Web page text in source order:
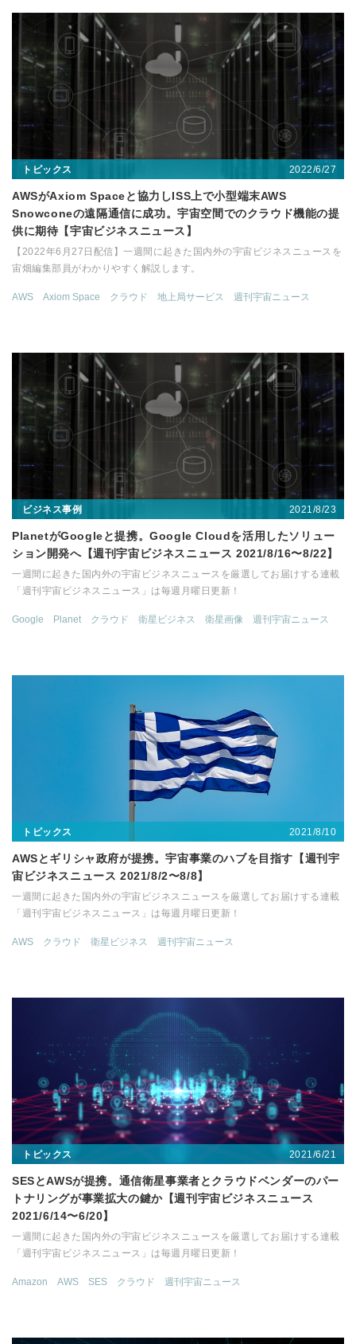
トピックス 2022/6/27
AWSがAxiom Spaceと協力しISS上で小型端末AWS
Snowconeの遠隔通信に成功。宇宙空間でのクラウド機能の提
供に期待【宇宙ビジネスニュース】
【2022年6月27日配信】一週間に起きた国内外の宇宙ビジネスニュースを
宙畑編集部員がわかりやすく解説します。
AWS Axiom Space クラウド 地上局サービス 週刊宇宙ニュース
ビジネス事例 2021/8/23
PlanetがGoogleと提携。Google Cloudを活用したソリュー
ション開発へ【週刊宇宙ビジネスニュース 2021/8/16〜8/22】
一週間に起きた国内外の宇宙ビジネスニュースを厳選してお届けする連載
「週刊宇宙ビジネスニュース」は毎週月曜日更新！
Google Planet クラウド 衛星ビジネス 衛星画像 週刊宇宙ニュース
トピックス 2021/8/10
AWSとギリシャ政府が提携。宇宙事業のハブを目指す【週刊宇
宙ビジネスニュース 2021/8/2〜8/8】
一週間に起きた国内外の宇宙ビジネスニュースを厳選してお届けする連載
「週刊宇宙ビジネスニュース」は毎週月曜日更新！
AWS クラウド 衛星ビジネス 週刊宇宙ニュース
トピックス 2021/6/21
SESとAWSが提携。通信衛星事業者とクラウドベンダーのパー
トナリングが事業拡大の鍵か【週刊宇宙ビジネスニュース
2021/6/14〜6/20】
一週間に起きた国内外の宇宙ビジネスニュースを厳選してお届けする連載
「週刊宇宙ビジネスニュース」は毎週月曜日更新！
Amazon AWS SES クラウド 週刊宇宙ニュース